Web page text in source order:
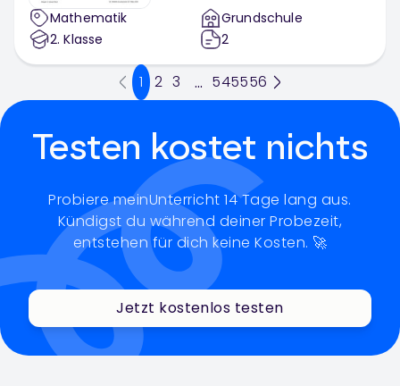
Mathematik
2. Klasse
Grundschule
2
1 2 3 ... 545556
Testen kostet nichts
Probiere meinUnterricht 14 Tage lang aus.
Kündigst du während deiner Probezeit,
entstehen für dich keine Kosten. 🚀
Jetzt kostenlos testen